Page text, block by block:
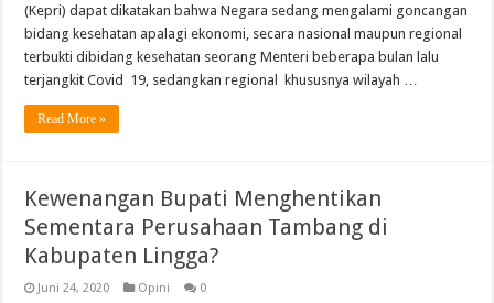
(Kepri) dapat dikatakan bahwa Negara sedang mengalami goncangan
bidang kesehatan apalagi ekonomi, secara nasional maupun regional
terbukti dibidang kesehatan seorang Menteri beberapa bulan lalu
terjangkit Covid 19, sedangkan regional khususnya wilayah …
Read More »
Kewenangan Bupati Menghentikan
Sementara Perusahaan Tambang di
Kabupaten Lingga?
Juni 24, 2020 Opini 0